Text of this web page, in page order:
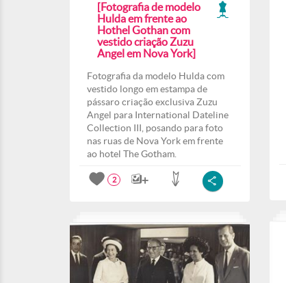
[Fotografia de modelo
Hulda em frente ao
Hothel Gothan com
vestido criação Zuzu
Angel em Nova York]
Fotografia da modelo Hulda com
vestido longo em estampa de
pássaro criação exclusiva Zuzu
Angel para International Dateline
Collection III, posando para foto
nas ruas de Nova York em frente
ao hotel The Gotham.
2